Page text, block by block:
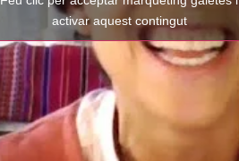
activar aquest contingut